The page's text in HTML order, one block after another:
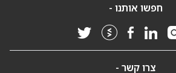
חפשו אותנו -
צרו קשר -